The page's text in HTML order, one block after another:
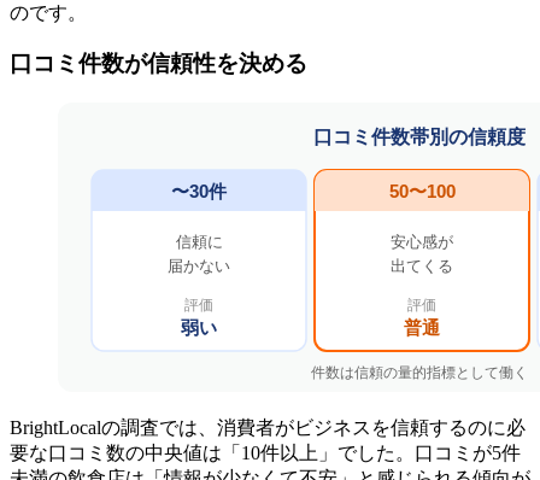
のです。
口コミ件数が信頼性を決める
BrightLocalの調査では、消費者がビジネスを信頼するのに必
要な口コミ数の中央値は「10件以上」でした。口コミが5件